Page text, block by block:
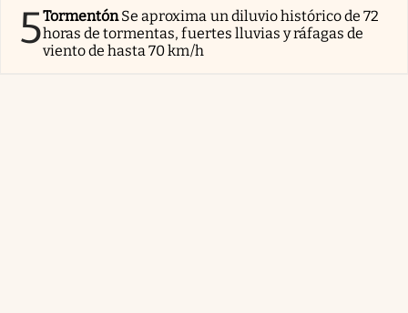
5TormentónSe aproxima un diluvio histórico de 72
horas de tormentas, fuertes lluvias y ráfagas de
viento de hasta 70 km/h